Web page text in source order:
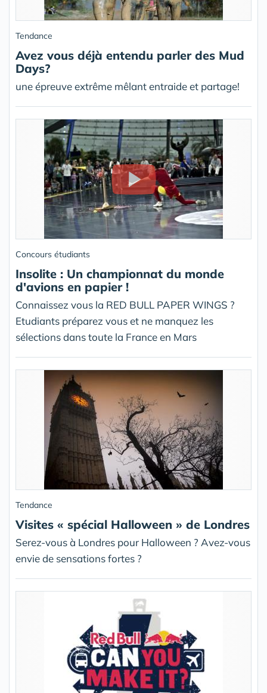
Tendance
Avez vous déjà entendu parler des Mud
Days?
une épreuve extrême mêlant entraide et partage!
Concours étudiants
Insolite : Un championnat du monde
d'avions en papier !
Connaissez vous la RED BULL PAPER WINGS ?
Etudiants préparez vous et ne manquez les
sélections dans toute la France en Mars
Tendance
Visites « spécial Halloween » de Londres
Serez-vous à Londres pour Halloween ? Avez-vous
envie de sensations fortes ?